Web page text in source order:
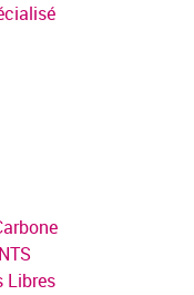
Libres